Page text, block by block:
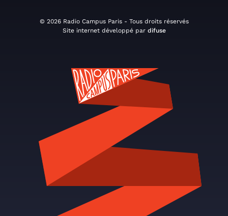
© 2026 Radio Campus Paris - Tous droits réservés
Site internet développé par difuse